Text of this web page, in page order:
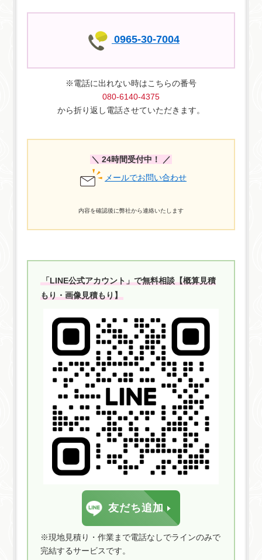
0965-30-7004
※電話に出れない時はこちらの番号
080-6140-4375
から折り返し電話させていただきます。
＼ 24時間受付中！ ／
メールでお問い合わせ
内容を確認後に弊社から連絡いたします
「LINE公式アカウント」で無料相談【概算見積
もり・画像見積もり】
友だち追加
※現地見積り・作業まで電話なしでラインのみで
完結するサービスです。